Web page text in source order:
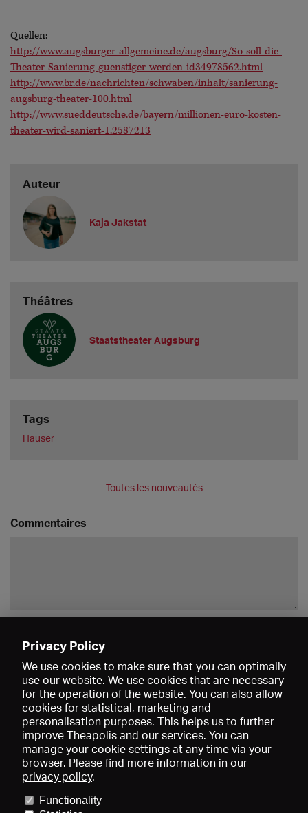
Quellen:
http://www.augsburger-allgemeine.de/augsburg/So-soll-die-
Theater-Sanierung-guenstiger-werden-id34978562.html
http://www.br.de/nachrichten/schwaben/inhalt/sanierung-
augsburg-theater-100.html
http://www.sueddeutsche.de/bayern/millionen-euro-kosten-
theater-wird-saniert-1.2587213
Auteur
Kaja Jakstat
Théâtres
Staatstheater Augsburg
Tags
Häuser
Toutes les nouveautés
Commentaires
Données médiatiques
Privacy Policy
We use cookies to make sure that you can optimally
use our website. We use cookies that are necessary
for the operation of the website. You can also allow
cookies for statistical, marketing and
personalisation purposes. This helps us to further
improve Theapolis and our services. You can
manage your cookie settings at any time via your
browser. Please find more information in our
privacy policy.
Functionality